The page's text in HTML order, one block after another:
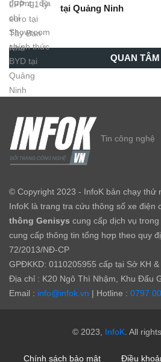
tại Quảng Ninh
QUAN TÂM
Tin công nghệ
© Copyright 2023 - InfoK bản chạy thử
InfoK là trang tra cứu thông số xe điện
thông Genisys cung cấp dịch vụ
cung cấp thông tin tổng hợp theo quy
72/2013/NĐ-CP
GPĐKKD: 0110205955 cấp tại Sở KH
Địa chỉ : K20 Ngô Thì Nhậm, Khu Đấu
Email : info@infok.vn | Hotline : 0797
© 2023, InfoK . All
Chính sách bảo mật Điều